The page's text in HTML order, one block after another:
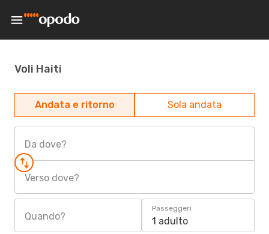
Voli Haiti
Andata e ritorno Sola andata
Da dove?
Verso dove?
Quando?
Passeggeri
1 adulto